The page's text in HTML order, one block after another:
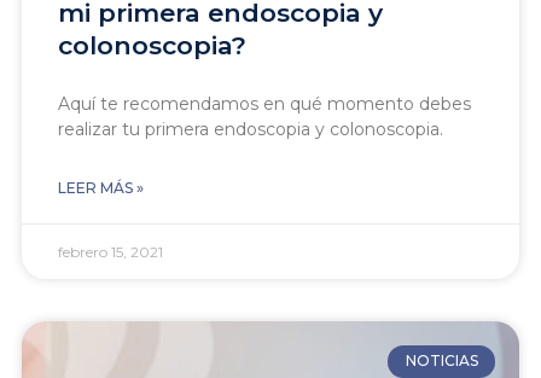
mi primera endoscopia y
colonoscopia?
Aquí te recomendamos en qué momento debes
realizar tu primera endoscopia y colonoscopia.
LEER MÁS »
febrero 15, 2021
NOTICIAS